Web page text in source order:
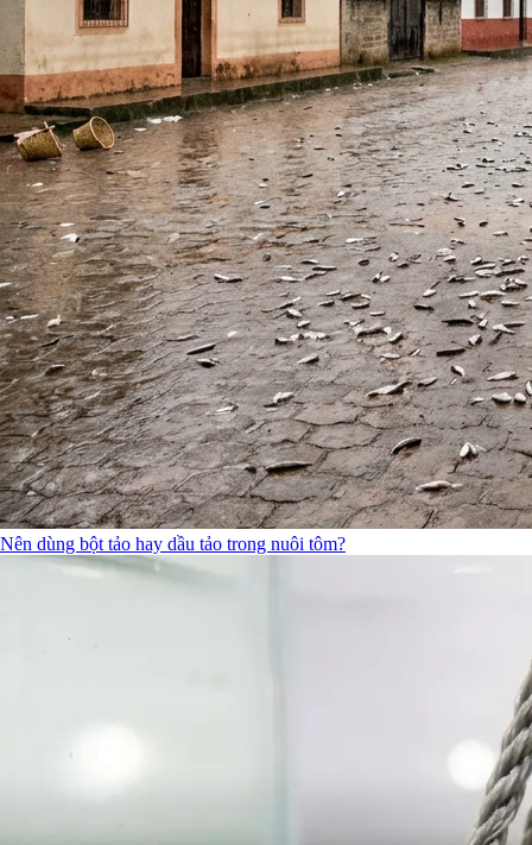
Nên dùng bột tảo hay dầu tảo trong nuôi tôm?